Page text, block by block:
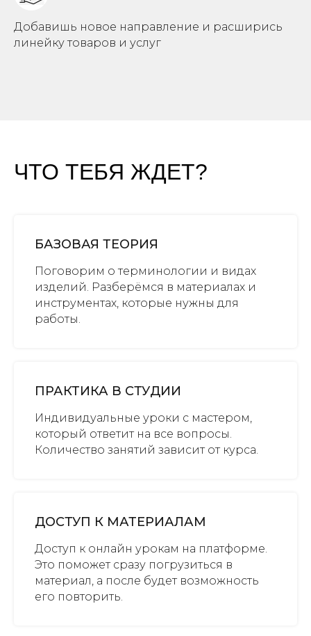
Добавишь новое направление и расширись
линейку товаров и услуг
ЧТО ТЕБЯ ЖДЕТ?
БАЗОВАЯ ТЕОРИЯ
Поговорим о терминологии и видах
изделий. Разберёмся в материалах и
инструментах, которые нужны для
работы.
ПРАКТИКА В СТУДИИ
Индивидуальные уроки с мастером,
который ответит на все вопросы.
Количество занятий зависит от курса.
ДОСТУП К МАТЕРИАЛАМ
Доступ к онлайн урокам на платформе.
Это поможет сразу погрузиться в
материал, а после будет возможность
его повторить.